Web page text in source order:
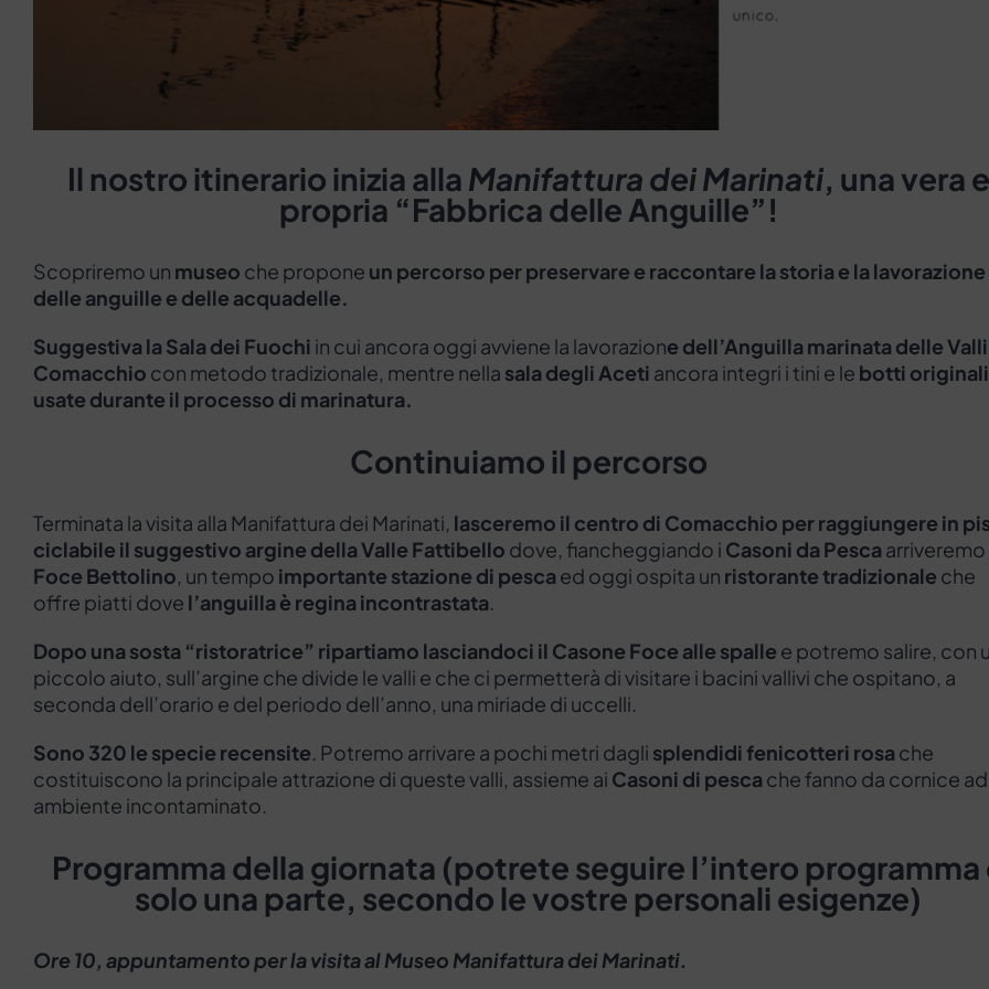
Il nostro itinerario inizia alla Manifattura dei Marinati, una vera e
propria “Fabbrica delle Anguille”!
Scopriremo un museo che propone un percorso per preservare e raccontare la storia e la lavorazione
delle anguille e delle acquadelle.
Suggestiva la Sala dei Fuochi in cui ancora oggi avviene la lavorazione dell’Anguilla marinata delle
Comacchio con metodo tradizionale, mentre nella sala degli Aceti ancora integri i tini e le botti originali
usate durante il processo di marinatura.
Continuiamo il percorso
Terminata la visita alla Manifattura dei Marinati, lasceremo il centro di Comacchio per raggiungere in
ciclabile il suggestivo argine della Valle Fattibello dove, fiancheggiando i Casoni da Pesca arriveremo
Foce Bettolino, un tempo importante stazione di pesca ed oggi ospita un ristorante tradizionale che
offre piatti dove l’anguilla è regina incontrastata.
Dopo una sosta “ristoratrice” ripartiamo lasciandoci il Casone Foce alle spalle e potremo salire, con
piccolo aiuto, sull’argine che divide le valli e che ci permetterà di visitare i bacini vallivi che ospitano, a
seconda dell’orario e del periodo dell’anno, una miriade di uccelli.
Sono 320 le specie recensite. Potremo arrivare a pochi metri dagli splendidi fenicotteri rosa che
costituiscono la principale attrazione di queste valli, assieme ai Casoni di pesca che fanno da cornice ad
ambiente incontaminato.
Programma della giornata (potrete seguire l’intero programma
solo una parte, secondo le vostre personali esigenze)
Ore 10, appuntamento per la visita al Museo Manifattura dei Marinati.